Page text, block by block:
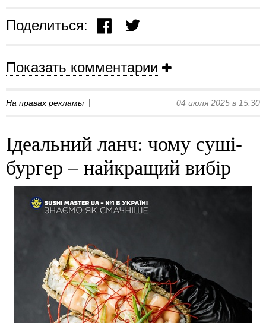
Поделиться:
Показать комментарии
На правах рекламы 04 июля 2025 в 15:30
Ідеальний ланч: чому суші-
бургер – найкращий вибір